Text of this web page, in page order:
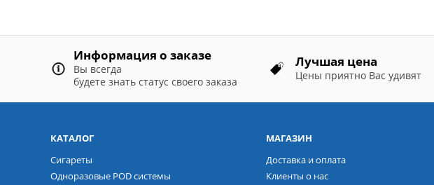
Информация о заказе
Вы всегда
будете знать статус своего заказа
Лучшая цена
Цены приятно Вас удивят
КАТАЛОГ
Сигареты
Одноразовые POD системы
МАГАЗИН
Доставка и оплата
Клиенты о нас